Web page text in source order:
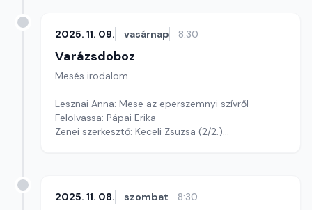
2025. 11. 09. vasárnap 8:30
Varázsdoboz
Mesés irodalom
Lesznai Anna: Mese az eperszemnyi szívről
Felolvassa: Pápai Erika
Zenei szerkesztő: Keceli Zsuzsa (2/2.)
2025. 11. 08. szombat 8:30